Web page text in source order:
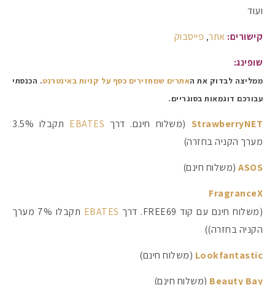
ועוד
קישורים: אתר, פייסבוק
שופינג:
ממליצה לבדוק את האתרים שמחזירים כסף על קניות באינטרנט. הכנסתי
עבורכם דוגמאות בסוגריים.
StrawberryNET (משלוח חינם. דרך EBATES
תקבלו 3.5%
מערך הקניה בחזרה)
ASOS (משלוח חינם)
FragranceX
(משלוח חינם עם קוד FREE69. דרך
EBATES
תקבלו 7% מערך
הקניה בחזרה))
Lookfantastic (משלוח חינם)
Beauty Bay (משלוח חינם)